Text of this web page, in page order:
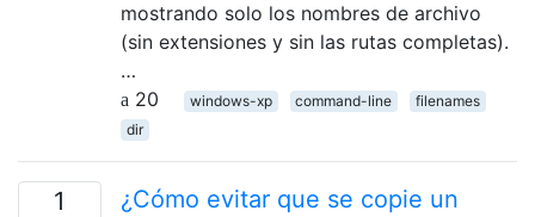
mostrando solo los nombres de archivo
(sin extensiones y sin las rutas completas).
…
20
windows-xp command-line
filenames
dir
1
¿Cómo evitar que se copie un